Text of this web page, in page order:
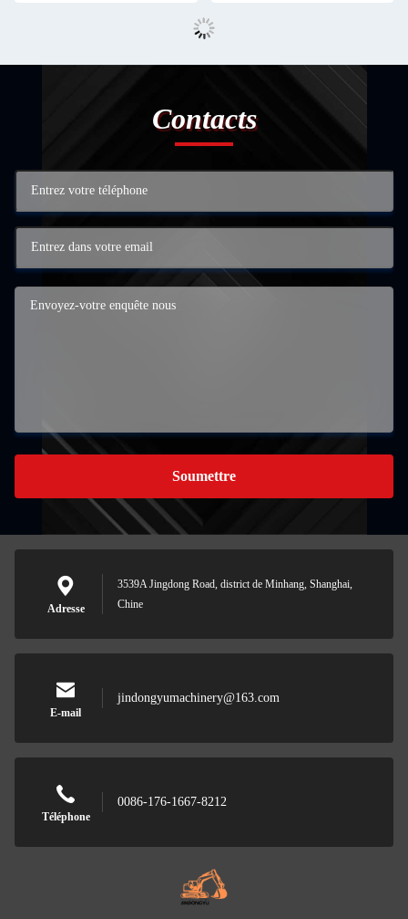
Contacts
Soumettre
Adresse
3539A Jingdong Road, district de Minhang, Shanghai,
Chine
E-mail
jindongyumachinery@163.com
Téléphone
0086-176-1667-8212